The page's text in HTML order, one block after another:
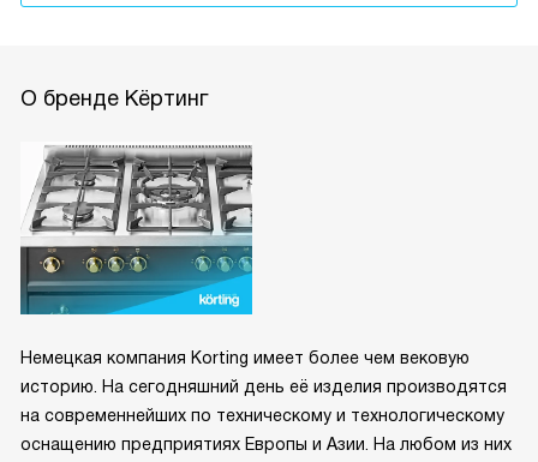
О бренде Кёртинг
Немецкая компания Korting имеет более чем вековую
историю. На сегодняшний день её изделия производятся
на современнейших по техническому и технологическому
оснащению предприятиях Европы и Азии. На любом из них